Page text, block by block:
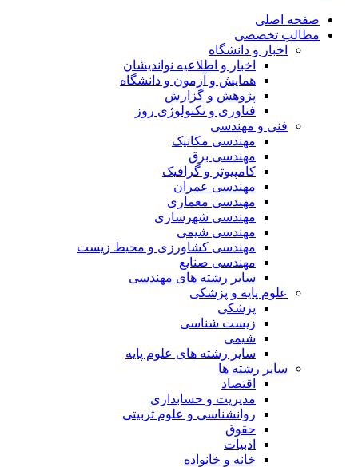
صفحه اصلی
مطالب تخصصی
اخبار و دانشگاه
اخبار و اطلاعیه نواندیشان
همایش و آزمون و دانشگاه
پژوهش و گزارش
فناوری و تکنولوژی روز
فنی و مهندسی
مهندسی مکانیک
مهندسی برق
کامپیوتر و گرافیک
مهندسی عمران
مهندسی معماری
مهندسی شهرسازی
مهندسی شیمی
مهندسی کشاورزی و محیط زیست
مهندسی صنایع
سایر رشته های مهندسی
علوم پایه و پزشکی
پزشکی
زیست شناسی
شیمی
سایر رشته های علوم پایه
سایر رشته ها
اقتصاد
مدیریت و حسابداری
روانشناسی و علوم تربیتی
حقوق
ادبیات
خانه و خانواده